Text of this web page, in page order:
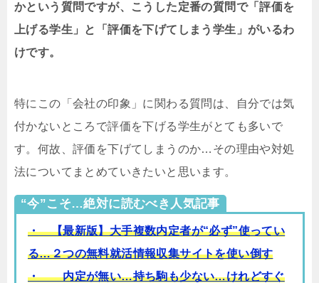
かという質問ですが、こうした定番の質問で「評価を
上げる学生」と「評価を下げてしまう学生」がいるわ
けです。
特にこの「会社の印象」に関わる質問は、自分では気
付かないところで評価を下げる学生がとても多いで
す。何故、評価を下げてしまうのか…その理由や対処
法についてまとめていきたいと思います。
“今”こそ…絶対に読むべき人気記事
・ 【最新版】大手複数内定者が“必ず”使ってい
る…２つの無料就活情報収集サイトを使い倒す
・ 内定が無い…持ち駒も少ない…けれどすぐ